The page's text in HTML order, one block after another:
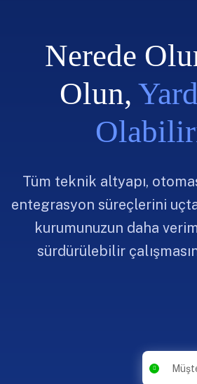
Nerede
Olun,
Tüm teknik altyapı,
entegrasyon süreçlerini
kurumunuzun daha
sürdürülebilir